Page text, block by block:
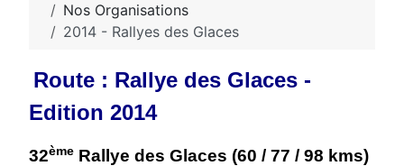
Nos Organisations
2014 - Rallyes des Glaces
Route : Rallye des Glaces -
Edition 2014
32ème Rallye des Glaces (60 / 77 / 98 kms)